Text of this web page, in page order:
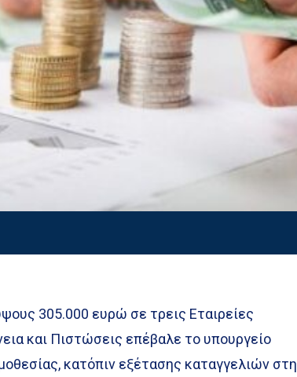
305.000 ευρώ σε τρεις Εταιρείες
και Πιστώσεις επέβαλε το υπουργείο
κατόπιν εξέτασης καταγγελιών στη